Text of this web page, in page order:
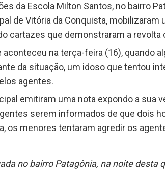
da Escola Milton Santos, no bairro
de Vitória da Conquista, mobilizaram
cartazes que demonstraram a revolta
na terça-feira (16), quando
da situação, um idoso que tentou
agentes.
emitiram uma nota expondo a sua
serem informados de que dois
os menores tentaram agredir os
no bairro Patagônia, na noite desta